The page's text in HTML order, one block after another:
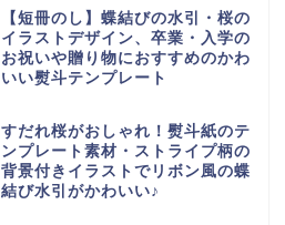
【短冊のし】蝶結びの水引・桜の
イラストデザイン、卒業・入学の
お祝いや贈り物におすすめのかわ
いい熨斗テンプレート
すだれ桜がおしゃれ！熨斗紙のテ
ンプレート素材・ストライプ柄の
背景付きイラストでリボン風の蝶
結び水引がかわいい♪